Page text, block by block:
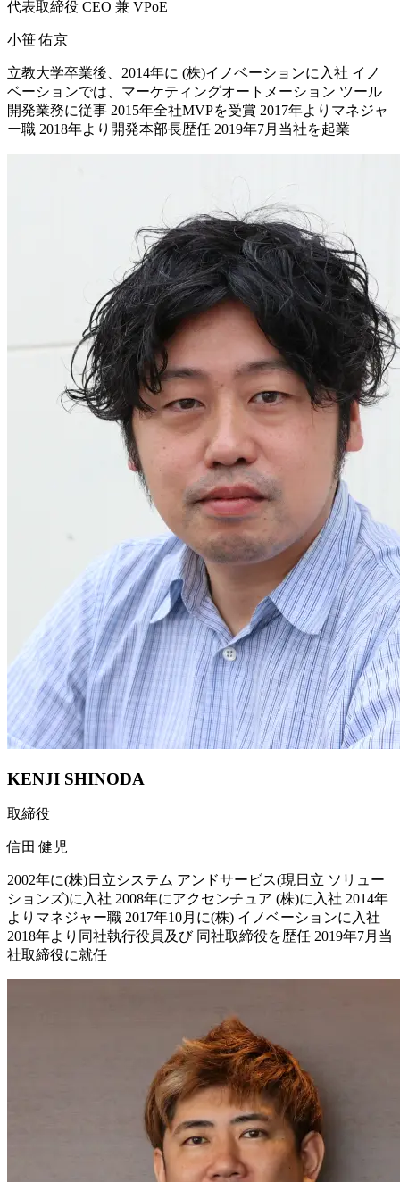
代表取締役 CEO 兼 VPoE
小笹 佑京
立教大学卒業後、2014年に (株)イノベーションに入社 イノ
ベーションでは、マーケティングオートメーション ツール
開発業務に従事 2015年全社MVPを受賞 2017年よりマネジャ
ー職 2018年より開発本部⻑歴任 2019年7月当社を起業
KENJI SHINODA
取締役
信田 健児
2002年に(株)日立システム アンドサービス(現日立 ソリュー
ションズ)に入社 2008年にアクセンチュア (株)に入社 2014年
よりマネジャー職 2017年10月に(株) イノベーションに入社
2018年より同社執行役員及び 同社取締役を歴任 2019年7月当
社取締役に就任